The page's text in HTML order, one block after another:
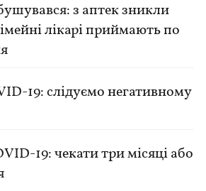
з аптек зникли
лікарі приймають по
19: слідуємо негативному
19: чекати три місяці або